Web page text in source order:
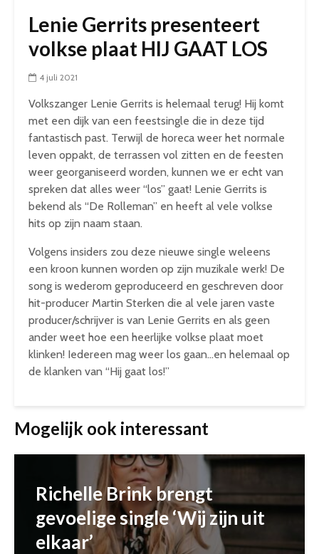
Lenie Gerrits presenteert
volkse plaat HIJ GAAT LOS
4 juli 2021
Volkszanger Lenie Gerrits is helemaal terug! Hij komt
met een dijk van een feestsingle die in deze tijd
fantastisch past. Terwijl de horeca weer het normale
leven oppakt, de terrassen vol zitten en de feesten
weer georganiseerd worden, kunnen we er echt van
spreken dat alles weer “los” gaat! Lenie Gerrits is
bekend als “De Rolleman” en heeft al vele volkse
hits op zijn naam staan.
Volgens insiders zou deze nieuwe single weleens
een kroon kunnen worden op zijn muzikale werk! De
song is wederom geproduceerd en geschreven door
hit-producer Martin Sterken die al vele jaren vaste
producer/schrijver is van Lenie Gerrits en als geen
ander weet hoe een heerlijke volkse plaat moet
klinken! Iedereen mag weer los gaan…en helemaal op
de klanken van “Hij gaat los!”
Mogelijk ook interessant
Richelle Brink brengt
gevoelige single ‘Wij zijn uit
elkaar’